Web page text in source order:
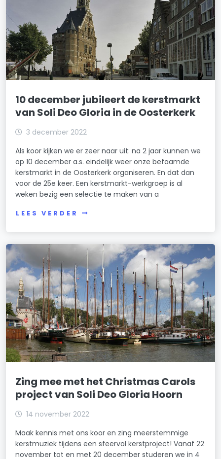
10 december jubileert de kerstmarkt
van Soli Deo Gloria in de Oosterkerk
3 december 2022
Als koor kijken we er zeer naar uit: na 2 jaar kunnen we
op 10 december a.s. eindelijk weer onze befaamde
kerstmarkt in de Oosterkerk organiseren. En dat dan
voor de 25e keer. Een kerstmarkt-werkgroep is al
weken bezig een selectie te maken van a
LEES VERDER
Zing mee met het Christmas Carols
project van Soli Deo Gloria Hoorn
14 november 2022
Maak kennis met ons koor en zing meerstemmige
kerstmuziek tijdens een sfeervol kerstproject! Vanaf 22
november tot en met 20 december studeren we in 4